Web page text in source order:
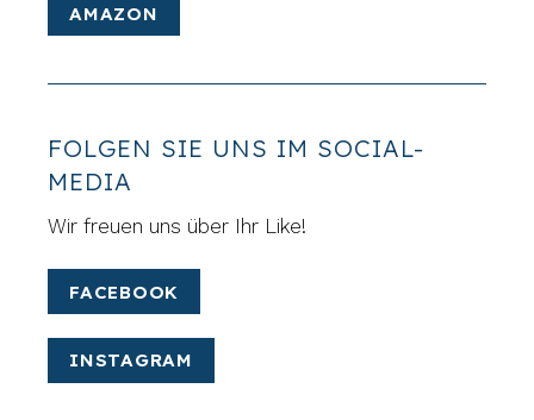
AMAZON
FOLGEN SIE UNS IM SOCIAL-
MEDIA
Wir freuen uns über Ihr Like!
FACEBOOK
INSTAGRAM